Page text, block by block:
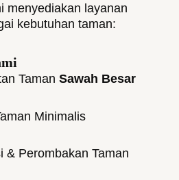
menyediakan layanan
kebutuhan taman:
Taman Sawah Besar
Minimalis
& Perombakan Taman